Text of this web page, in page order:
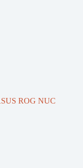
ROG NUC